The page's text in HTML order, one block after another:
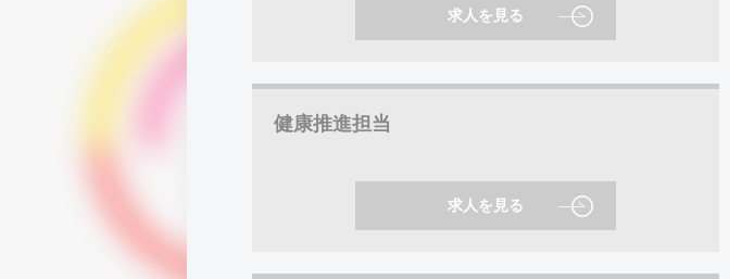
求人を見る
健康推進担当
求人を見る